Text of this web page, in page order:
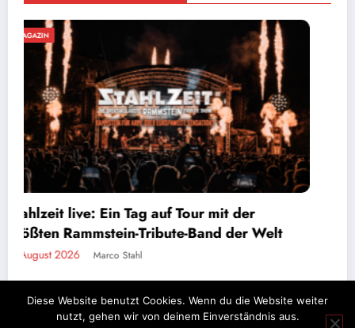
MAGAZIN
Bands die nichts erreichen – und schuld sind
doch sowieso immer die anderen
1. August 2026 Mali Schmidt
Diese Website benutzt Cookies. Wenn du die Website weiter
nutzt, gehen wir von deinem Einverständnis aus.